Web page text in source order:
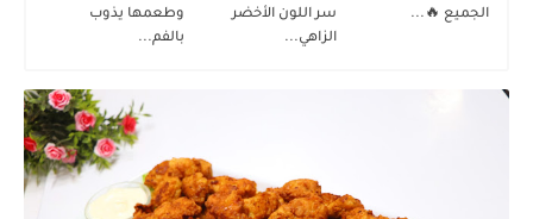
الجميع 🔥...
سر اللون الأخضر
الزاهي...
وطعمها يذوب
بالفم...